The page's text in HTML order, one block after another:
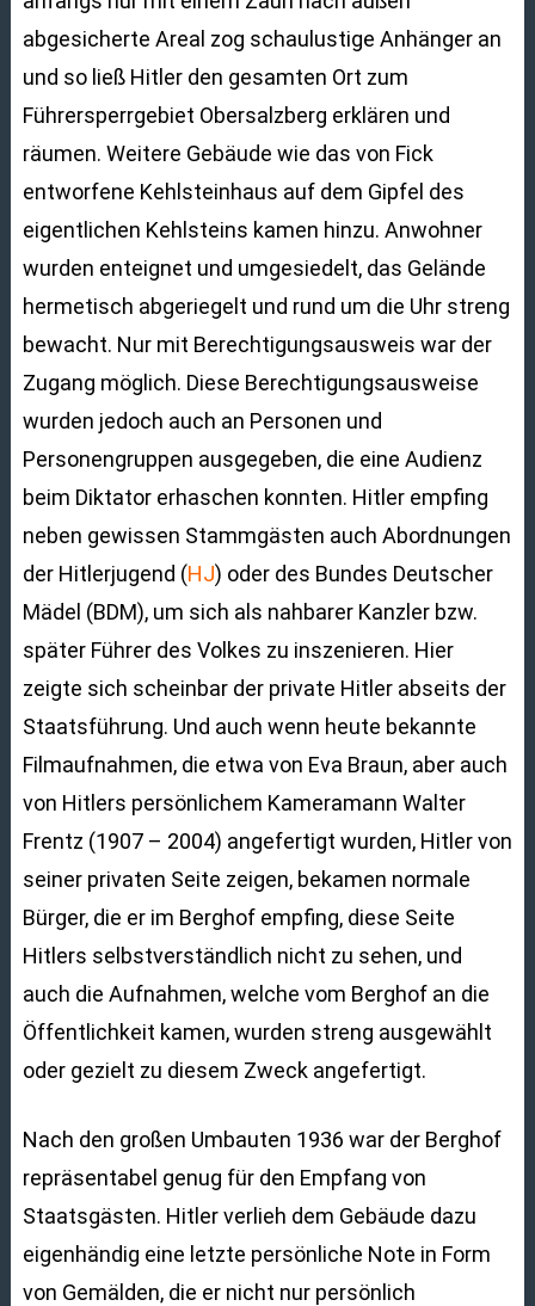
abgesicherte Areal zog schaulustige Anhänger an
und so ließ Hitler den gesamten Ort zum
Führersperrgebiet Obersalzberg erklären und
räumen. Weitere Gebäude wie das von Fick
entworfene Kehlsteinhaus auf dem Gipfel des
eigentlichen Kehlsteins kamen hinzu. Anwohner
wurden enteignet und umgesiedelt, das Gelände
hermetisch abgeriegelt und rund um die Uhr streng
bewacht. Nur mit Berechtigungsausweis war der
Zugang möglich. Diese Berechtigungsausweise
wurden jedoch auch an Personen und
Personengruppen ausgegeben, die eine Audienz
beim Diktator erhaschen konnten. Hitler empfing
neben gewissen Stammgästen auch Abordnungen
der Hitlerjugend (HJ) oder des Bundes Deutscher
Mädel (BDM), um sich als nahbarer Kanzler bzw.
später Führer des Volkes zu inszenieren. Hier
zeigte sich scheinbar der private Hitler abseits der
Staatsführung. Und auch wenn heute bekannte
Filmaufnahmen, die etwa von Eva Braun, aber auch
von Hitlers persönlichem Kameramann Walter
Frentz (1907 – 2004) angefertigt wurden, Hitler von
seiner privaten Seite zeigen, bekamen normale
Bürger, die er im Berghof empfing, diese Seite
Hitlers selbstverständlich nicht zu sehen, und
auch die Aufnahmen, welche vom Berghof an die
Öffentlichkeit kamen, wurden streng ausgewählt
oder gezielt zu diesem Zweck angefertigt.
Nach den großen Umbauten 1936 war der Berghof
repräsentabel genug für den Empfang von
Staatsgästen. Hitler verlieh dem Gebäude dazu
eigenhändig eine letzte persönliche Note in Form
von Gemälden, die er nicht nur persönlich